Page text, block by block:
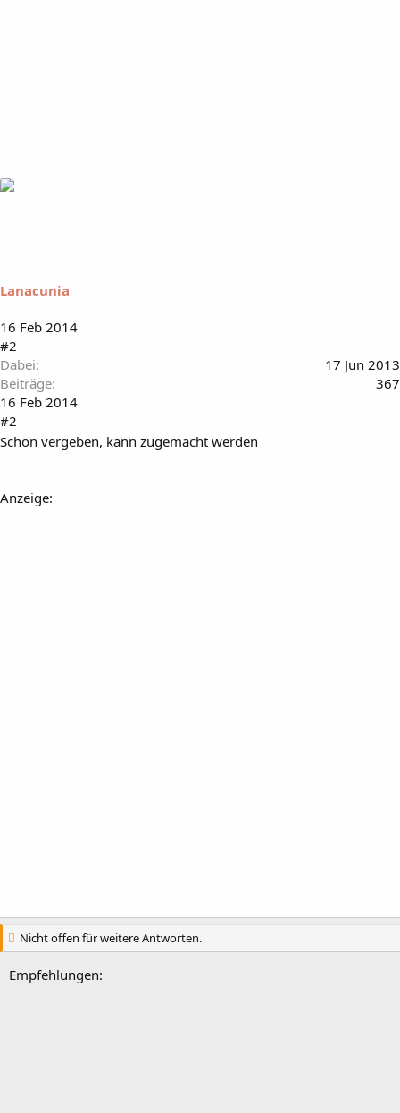
Lanacunia
16 Feb 2014
#2
Dabei
17 Jun 2013
Beiträge
367
16 Feb 2014
#2
Schon vergeben, kann zugemacht werden
Anzeige:
Nicht offen für weitere Antworten.
Empfehlungen: